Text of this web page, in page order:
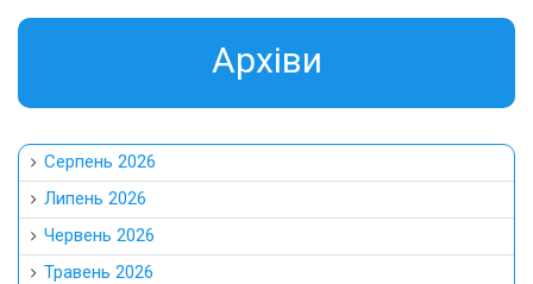
Aрхіви
Серпень 2026
Липень 2026
Червень 2026
Травень 2026